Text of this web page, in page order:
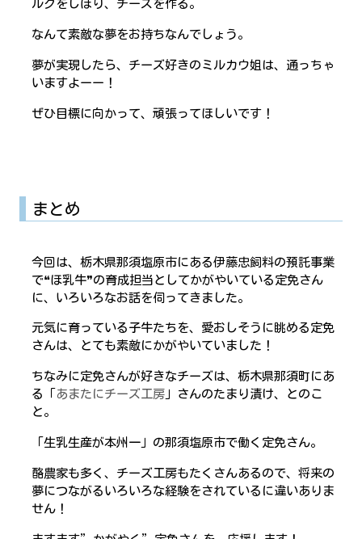
ルクをしぼり、チーズを作る。
なんて素敵な夢をお持ちなんでしょう。
夢が実現したら、チーズ好きのミルカウ姐は、通っちゃ
いますよーー！
ぜひ目標に向かって、頑張ってほしいです！
まとめ
今回は、栃木県那須塩原市にある伊藤忠飼料の預託事業
で❝ほ乳牛❞の育成担当としてかがやいている定免さん
に、いろいろなお話を伺ってきました。
元気に育っている子牛たちを、愛おしそうに眺める定免
さんは、とても素敵にかがやいていました！
ちなみに定免さんが好きなチーズは、栃木県那須町にあ
る「
あまたにチーズ工房 」さんのたまり漬け、とのこ
と。
「生乳生産が本州一」の那須塩原市で働く定免さん。
酪農家も多く、チーズ工房もたくさんあるので、将来の
夢につながるいろいろな経験をされているに違いありま
せん！